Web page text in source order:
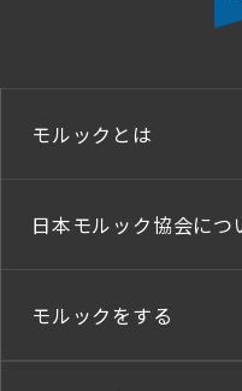
モルックとは
日本モルック協会につ
モルックをする